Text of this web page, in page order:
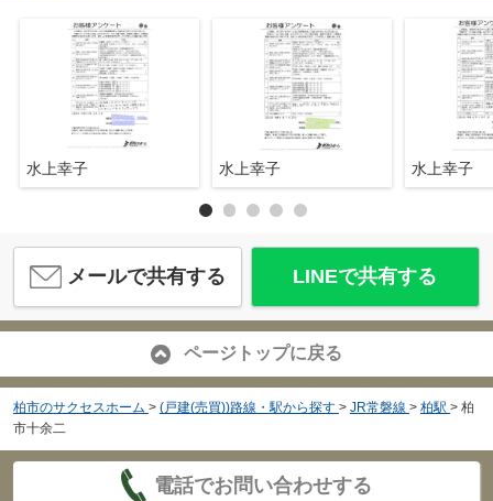
水上幸子 水上幸子 水上幸子
メールで共有する LINEで共有する
ページトップに戻る
柏市のサクセスホーム > (戸建(売買))路線・駅から探す > JR常磐線 > 柏駅 > 柏
市十余二
電話でお問い合わせする